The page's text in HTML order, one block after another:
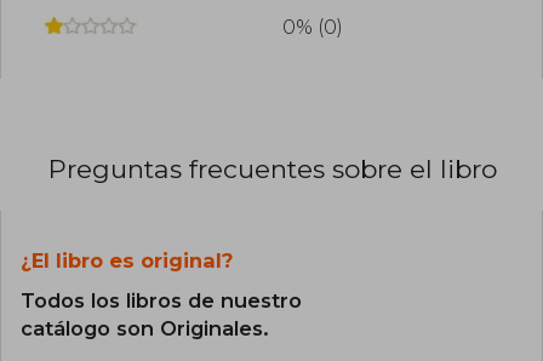
0% (0)
Preguntas frecuentes sobre el libro
¿El libro es original?
Todos los libros de nuestro
catálogo son Originales.